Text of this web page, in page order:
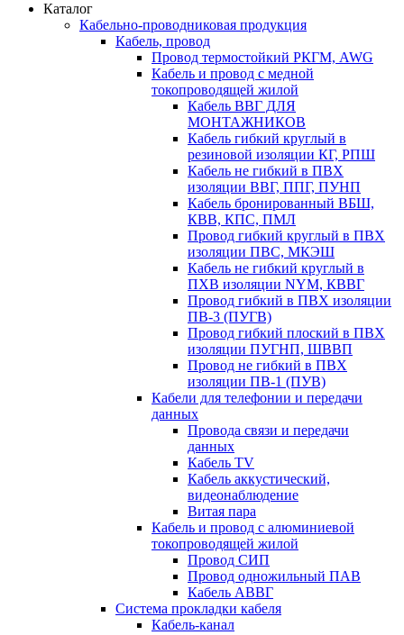
Каталог
Кабельно-проводниковая продукция
Кабель, провод
Провод термостойкий РКГМ, AWG
Кабель и провод с медной
токопроводящей жилой
Кабель ВВГ ДЛЯ
МОНТАЖНИКОВ
Кабель гибкий круглый в
резиновой изоляции КГ, РПШ
Кабель не гибкий в ПВХ
изоляции ВВГ, ППГ, ПУНП
Кабель бронированный ВБШ,
КВВ, КПС, ПМЛ
Провод гибкий круглый в ПВХ
изоляции ПВС, МКЭШ
Кабель не гибкий круглый в
ПХВ изоляции NYM, КВВГ
Провод гибкий в ПВХ изоляции
ПВ-3 (ПУГВ)
Провод гибкий плоский в ПВХ
изоляции ПУГНП, ШВВП
Провод не гибкий в ПВХ
изоляции ПВ-1 (ПУВ)
Кабели для телефонии и передачи
данных
Провода связи и передачи
данных
Кабель TV
Кабель аккустический,
видеонаблюдение
Витая пара
Кабель и провод с алюминиевой
токопроводящей жилой
Провод СИП
Провод одножильный ПАВ
Кабель АВВГ
Система прокладки кабеля
Кабель-канал